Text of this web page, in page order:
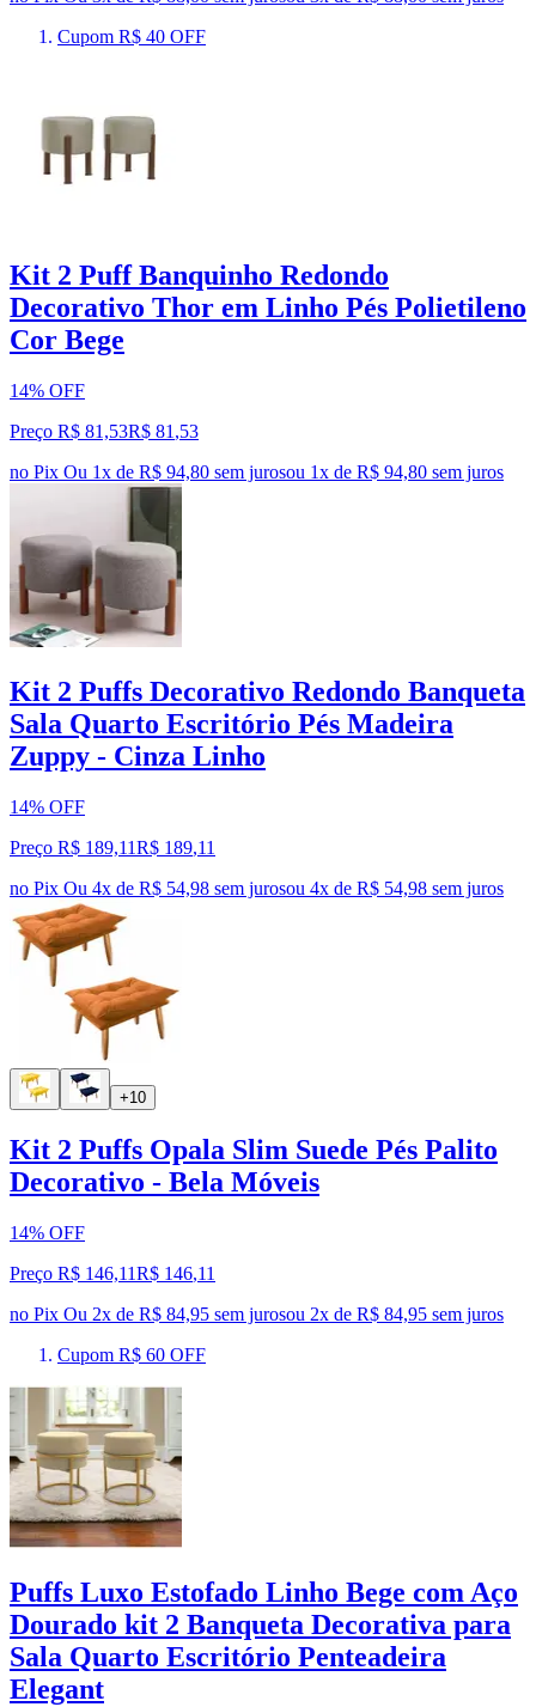
Cupom R$ 40 OFF
Kit 2 Puff Banquinho Redondo
Decorativo Thor em Linho Pés Polietileno
Cor Bege
14% OFF
Preço R$ 81,53R$ 81 ,53
no Pix Ou 1x de R$ 94,80 sem jurosou 1x de R$ 94,80 sem juros
Kit 2 Puffs Decorativo Redondo Banqueta
Sala Quarto Escritório Pés Madeira
Zuppy - Cinza Linho
14% OFF
Preço R$ 189,11R$ 189,11
no Pix Ou 4x de R$ 54,98 sem jurosou 4x de R$ 54,98 sem juros
+10
Kit 2 Puffs Opala Slim Suede Pés Palito
Decorativo - Bela Móveis
14% OFF
Preço R$ 146,11R$ 146,11
no Pix Ou 2x de R$ 84,95 sem jurosou 2x de R$ 84,95 sem juros
Cupom R$ 60 OFF
Puffs Luxo Estofado Linho Bege com Aço
Dourado kit 2 Banqueta Decorativa para
Sala Quarto Escritório Penteadeira
Elegant